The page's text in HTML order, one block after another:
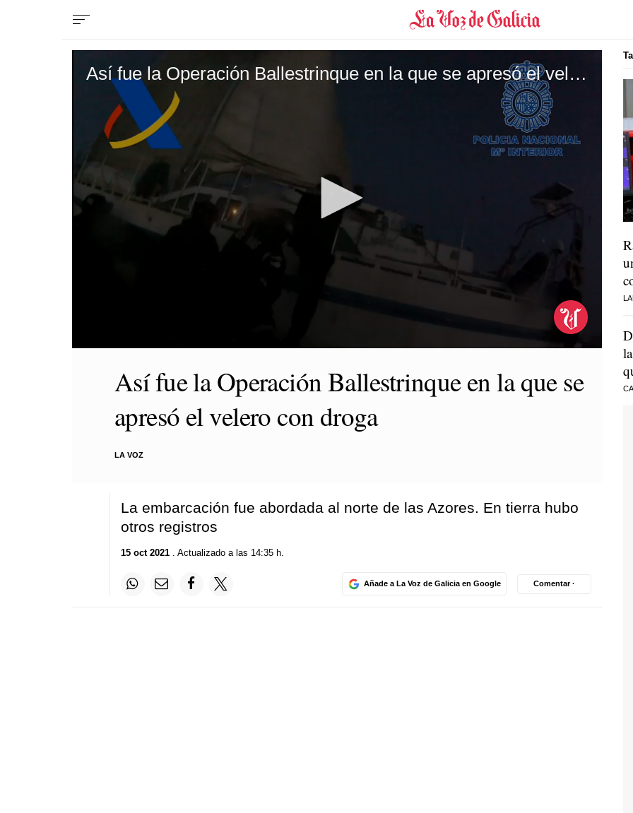
Así fue la Operación Ballestrinque en la que se apresó el velero con droga
Volume
Así fue la Operación Ballestrinque en la que se
apresó el velero con droga
LA VOZ
La embarcación fue abordada al norte de las Azores. En tierra hubo
otros registros
15 oct 2021. Actualizado a las 14:35 h.
Añade a La Voz de Galicia en Google Comentar ·